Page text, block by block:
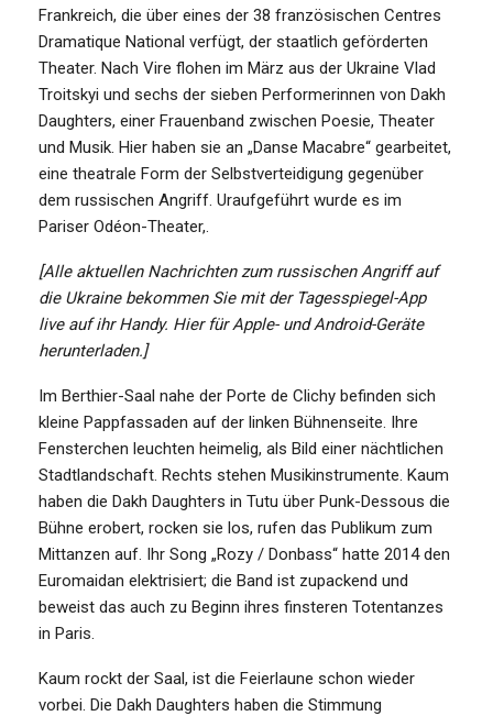
Frankreich, die über eines der 38 französischen Centres
Dramatique National verfügt, der staatlich geförderten
Theater. Nach Vire flohen im März aus der Ukraine Vlad
Troitskyi und sechs der sieben Performerinnen von Dakh
Daughters, einer Frauenband zwischen Poesie, Theater
und Musik. Hier haben sie an „Danse Macabre“ gearbeitet,
eine theatrale Form der Selbstverteidigung gegenüber
dem russischen Angriff. Uraufgeführt wurde es im
Pariser Odéon-Theater,.
[Alle aktuellen Nachrichten zum russischen Angriff auf
die Ukraine bekommen Sie mit der Tagesspiegel-App
live auf ihr Handy. Hier für Apple- und Android-Geräte
herunterladen.]
Im Berthier-Saal nahe der Porte de Clichy befinden sich
kleine Pappfassaden auf der linken Bühnenseite. Ihre
Fensterchen leuchten heimelig, als Bild einer nächtlichen
Stadtlandschaft. Rechts stehen Musikinstrumente. Kaum
haben die Dakh Daughters in Tutu über Punk-Dessous die
Bühne erobert, rocken sie los, rufen das Publikum zum
Mittanzen auf. Ihr Song „Rozy / Donbass“ hatte 2014 den
Euromaidan elektrisiert; die Band ist zupackend und
beweist das auch zu Beginn ihres finsteren Totentanzes
in Paris.
Kaum rockt der Saal, ist die Feierlaune schon wieder
vorbei. Die Dakh Daughters haben die Stimmung